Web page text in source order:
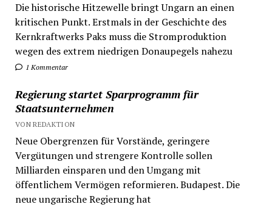
Die historische Hitzewelle bringt Ungarn an einen
kritischen Punkt. Erstmals in der Geschichte des
Kernkraftwerks Paks muss die Stromproduktion
wegen des extrem niedrigen Donaupegels nahezu
1 Kommentar
Regierung startet Sparprogramm für
Staatsunternehmen
VON REDAKTION
Neue Obergrenzen für Vorstände, geringere
Vergütungen und strengere Kontrolle sollen
Milliarden einsparen und den Umgang mit
öffentlichem Vermögen reformieren. Budapest. Die
neue ungarische Regierung hat